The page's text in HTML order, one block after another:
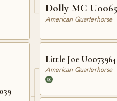
Dolly MC
American Quarterhorse
Little Joe U0073964
American Quarterhorse